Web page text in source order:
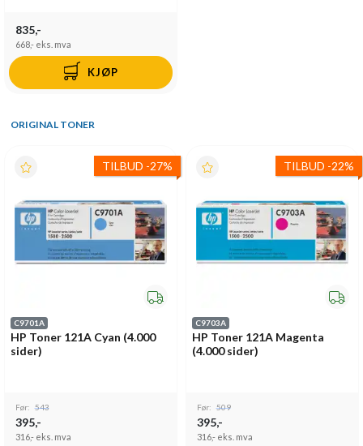
835,-
668,- eks. mva
KJØP
ORIGINAL TONER
TILBUD -27%
C9701A
HP Toner 121A Cyan (4.000
sider)
Før: 543
395,-
316,- eks. mva
TILBUD -22%
C9703A
HP Toner 121A Magenta
(4.000 sider)
Før: 509
395,-
316,- eks. mva